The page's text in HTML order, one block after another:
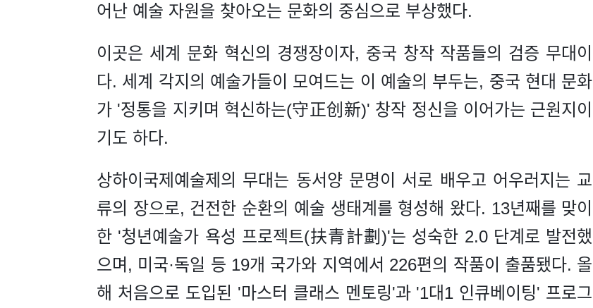
어난 예술 자원을 찾아오는 문화의 중심으로 부상했다.
이곳은 세계 문화 혁신의 경쟁장이자, 중국 창작 작품들의 검증 무대이
다. 세계 각지의 예술가들이 모여드는 이 예술의 부두는, 중국 현대 문화
가 '정통을 지키며 혁신하는(守正创新)' 창작 정신을 이어가는 근원지이
기도 하다.
상하이국제예술제의 무대는 동서양 문명이 서로 배우고 어우러지는 교
류의 장으로, 건전한 순환의 예술 생태계를 형성해 왔다. 13년째를 맞이
한 '청년예술가 욕성 프로젝트(扶青計劃)'는 성숙한 2.0 단계로 발전했
으며, 미국·독일 등 19개 국가와 지역에서 226편의 작품이 출품됐다. 올
해 처음으로 도입된 '마스터 클래스 멘토링'과 '1대1 인큐베이팅' 프로그